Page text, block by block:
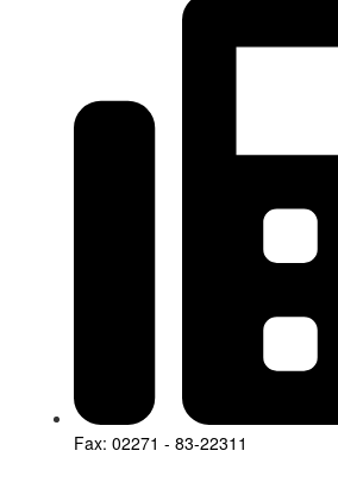
Fax: 02271 - 83-22311